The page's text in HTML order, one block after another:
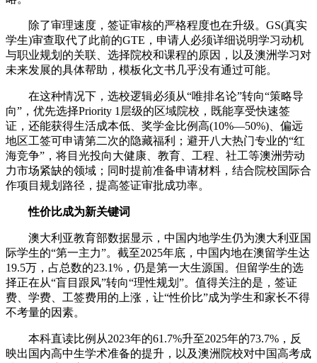
除了审理速度，签证审核的严格程度也在升级。GS(真实
学生)审查取代了此前的GTE，申请人必须详细说明学习动机
与职业规划的关联、选择院校和课程的原因，以及澳洲学习对
未来发展的具体帮助，模板化文书几乎没有通过可能。
在这种情况下，选校逻辑必须从“唯排名论”转向“策略导
向”，优先选择Priority 1层级的区域院校，既能享受快速签
证，还能获得生活成本低、奖学金比例高(10%—50%)、偏远
地区工签可申请第二次的隐藏福利；避开八大热门专业的“红
海竞争”，将目光投向大健康、教育、工程、社工等澳洲劳动
力市场紧缺的领域；同时提前准备申请材料，结合院校国际合
作项目规划路径，提高签证审批成功率。
性价比成为新关键词
澳大利亚教育部数据显示，中国内地学生仍为澳大利亚国
际学生的“第一主力”。截至2025年底，中国内地在澳留学生达
19.5万，占总数的23.1%，仍是第一大生源国。但留学生的选
择正在从“盲目跟风”转向“理性规划”。值得关注的是，签证
费、学费、工签费用的上涨，让“性价比”成为学生和家长不得
不考量的因素。
本科直读比例从2023年的61.7%升至2025年的73.7%，反
映出国内高中生学术准备的提升，以及澳洲院校对中国高考成